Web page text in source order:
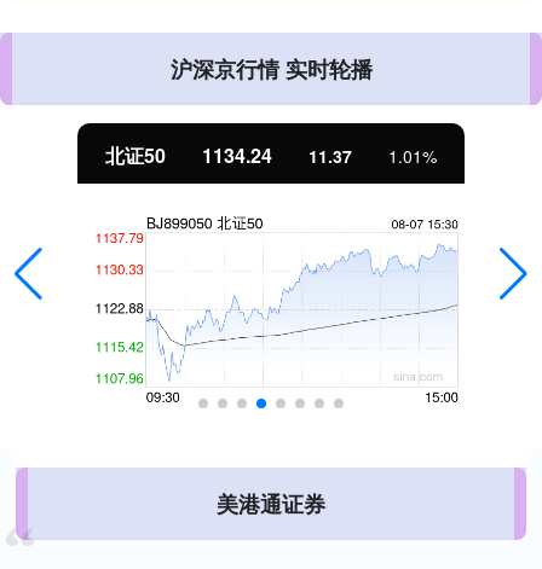
沪深京行情 实时轮播
北证50 1134.24 11.37 1.01%
美港通证券